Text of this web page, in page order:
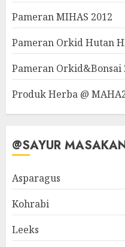
Pameran MIHAS 2012
Pameran Orkid Hutan
Pameran Orkid&Bonsai
Produk Herba @
@SAYUR
Asparagus
Kohrabi
Leeks